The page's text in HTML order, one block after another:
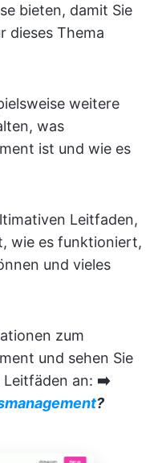
bieten, damit Sie
dieses Thema
weitere
was
ist und wie es
Leitfaden,
wie es funktioniert,
und vieles
zum
und sehen Sie
an: ➡️
?